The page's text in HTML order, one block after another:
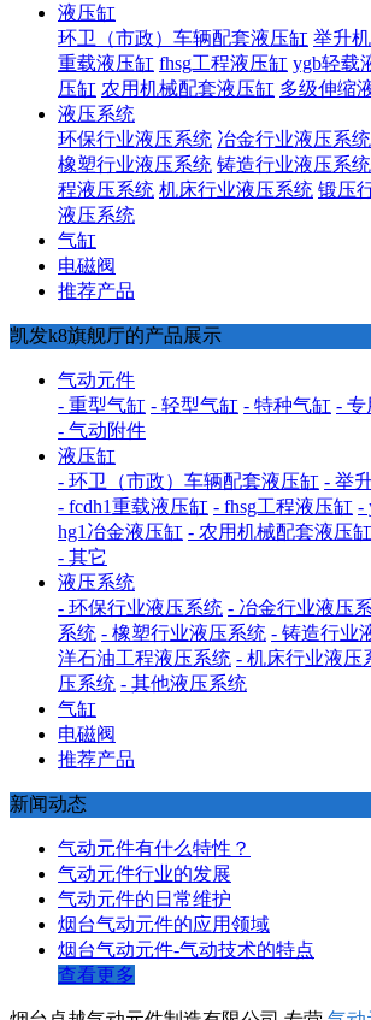
液压缸
环卫（市政）车辆配套液压缸 举升
重载液压缸 fhsg工程液压缸 ygb轻载
压缸 农用机械配套液压缸 多级伸缩
液压系统
环保行业液压系统 冶金行业液压系统
橡塑行业液压系统 铸造行业液压系统
程液压系统 机床行业液压系统 锻压
液压系统
气缸
电磁阀
推荐产品
凯发k8旗舰厅的产品展示
气动元件
- 重型气缸 - 轻型气缸 - 特种气缸 - 专
- 气动附件
液压缸
- 环卫（市政）车辆配套液压缸 - 举
- fcdh1重载液压缸 - fhsg工程液压缸 -
hg1冶金液压缸 - 农用机械配套液压缸
- 其它
液压系统
- 环保行业液压系统 - 冶金行业液压
系统 - 橡塑行业液压系统 - 铸造行业
洋石油工程液压系统 - 机床行业液压
压系统 - 其他液压系统
气缸
电磁阀
推荐产品
新闻动态
气动元件有什么特性？
气动元件行业的发展
气动元件的日常维护
烟台气动元件的应用领域
烟台气动元件-气动技术的特点
查看更多